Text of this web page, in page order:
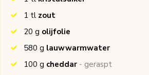
1 tl zout
20 g olijfolie
580 g lauwwarmwater
100 g cheddar - geraspt